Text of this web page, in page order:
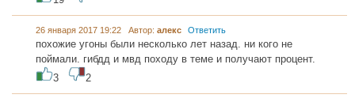
26 января 2017 19:22 Автор: алекс Ответить
похожие угоны были несколько лет назад. ни кого не
поймали. гибдд и мвд походу в теме и получают процент.
3
2